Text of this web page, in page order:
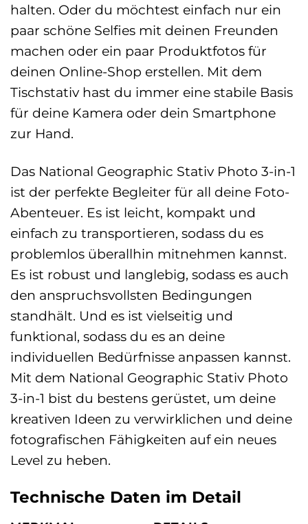
halten. Oder du möchtest einfach nur ein
paar schöne Selfies mit deinen Freunden
machen oder ein paar Produktfotos für
deinen Online-Shop erstellen. Mit dem
Tischstativ hast du immer eine stabile Basis
für deine Kamera oder dein Smartphone
zur Hand.
Das National Geographic Stativ Photo 3-in-1
ist der perfekte Begleiter für all deine Foto-
Abenteuer. Es ist leicht, kompakt und
einfach zu transportieren, sodass du es
problemlos überallhin mitnehmen kannst.
Es ist robust und langlebig, sodass es auch
den anspruchsvollsten Bedingungen
standhält. Und es ist vielseitig und
funktional, sodass du es an deine
individuellen Bedürfnisse anpassen kannst.
Mit dem National Geographic Stativ Photo
3-in-1 bist du bestens gerüstet, um deine
kreativen Ideen zu verwirklichen und deine
fotografischen Fähigkeiten auf ein neues
Level zu heben.
Technische Daten im Detail